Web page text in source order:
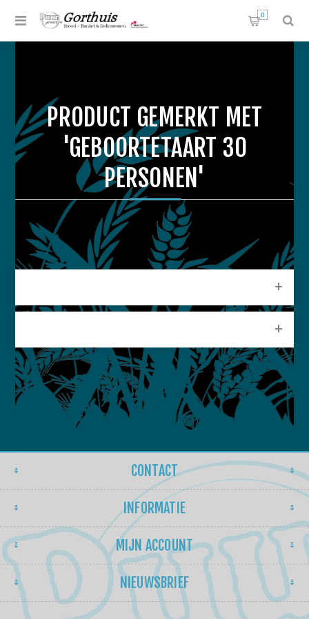
0
PRODUCT GEMERKT MET
'GEBOORTETAART 30
PERSONEN'
CONTACT
INFORMATIE
MIJN ACCOUNT
NIEUWSBRIEF